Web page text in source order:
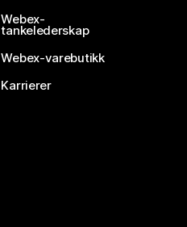
Webex-
tankelederskap
Webex-varebutikk
Karrierer